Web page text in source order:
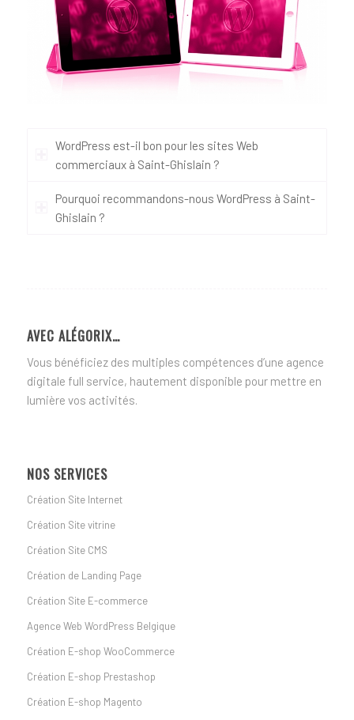
WordPress est-il bon pour les sites Web
commerciaux à Saint-Ghislain ?
Pourquoi recommandons-nous WordPress à Saint-
Ghislain ?
AVEC ALÉGORIX…
Vous bénéficiez des multiples compétences d’une agence
digitale full service, hautement disponible pour mettre en
lumière vos activités.
NOS SERVICES
Création Site Internet
Création Site vitrine
Création Site CMS
Création de Landing Page
Création Site E-commerce
Agence Web WordPress Belgique
Création E-shop WooCommerce
Création E-shop Prestashop
Création E-shop Magento